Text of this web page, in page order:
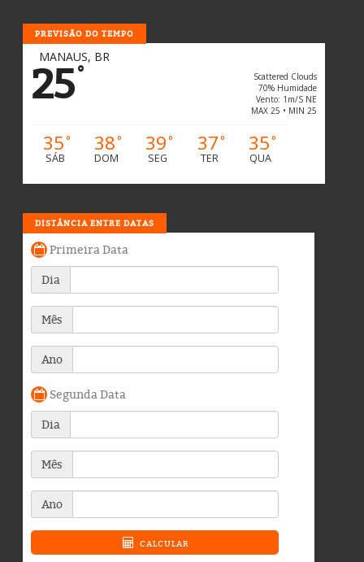
PREVISÃO DO TEMPO
MANAUS, BR
25°
Scattered Clouds
70% Humidade
Vento: 1m/s NE
MAX 25 • MIN 25
35°
SÁB
38°
DOM
39°
SEG
37°
TER
35°
QUA
DISTÂNCIA ENTRE DATAS